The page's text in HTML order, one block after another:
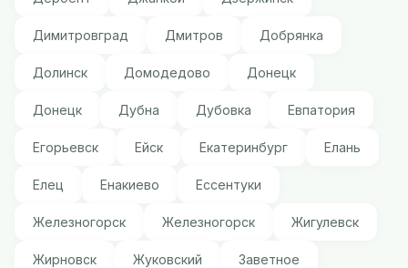
Димитровград Дмитров Добрянка
Долинск Домодедово Донецк
Донецк Дубна Дубовка Евпатория
Егорьевск Ейск Екатеринбург Елань
Елец Енакиево Ессентуки
Железногорск Железногорск Жигулевск
Жирновск Жуковский Заветное